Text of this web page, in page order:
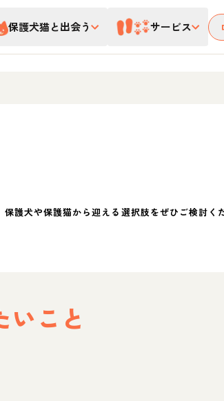
保護犬猫と出会う サービス
護犬や保護猫から迎える選択肢をぜひご検討く
いこと